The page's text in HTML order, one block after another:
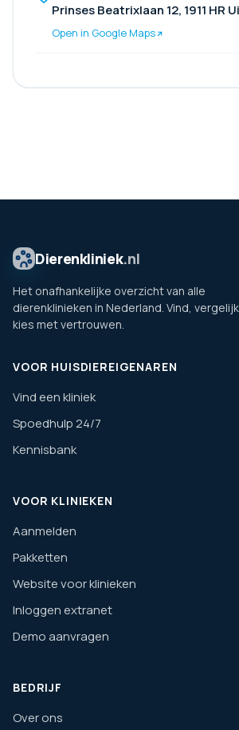
Prinses Beatrixlaan 12, 1911 HR
Open in Google Maps
Dierenkliniek.nl
Het onafhankelijke overzicht van alle
dierenklinieken in Nederland. Vind,
kies met vertrouwen.
VOOR HUISDIEREIGENAREN
Vind een kliniek
Spoedhulp 24/7
Kennisbank
VOOR KLINIEKEN
Aanmelden
Pakketten
Website voor klinieken
Inloggen extranet
Demo aanvragen
BEDRIJF
Over ons